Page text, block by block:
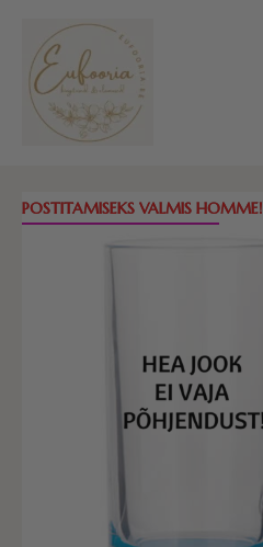
content
POSTITAMISEKS VALMIS HOMME!
Õllekann